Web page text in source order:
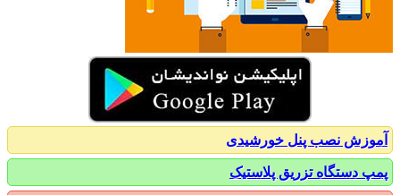
نصب پنل خورشیدی
دستگاه تزریق پلاستیک